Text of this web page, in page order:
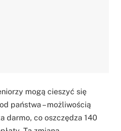
mogą cieszyć się
państwa – możliwością
darmo, co oszczędza 140